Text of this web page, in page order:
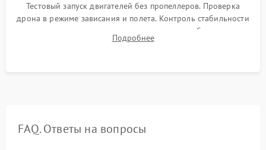
Тестовый запуск двигателей без пропеллеров. Проверка
дрона в режиме зависания и полета. Контроль стабильности
удержания точки, качества передачи видео, работы системы
возврата домой (RTH) и дальности радиосвязи.
Подробнее
FAQ. Ответы на вопросы